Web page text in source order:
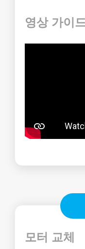
영상 가이
모터 교체